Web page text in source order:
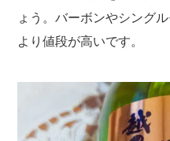
ょう。バーボンやシング
より値段が高いです。